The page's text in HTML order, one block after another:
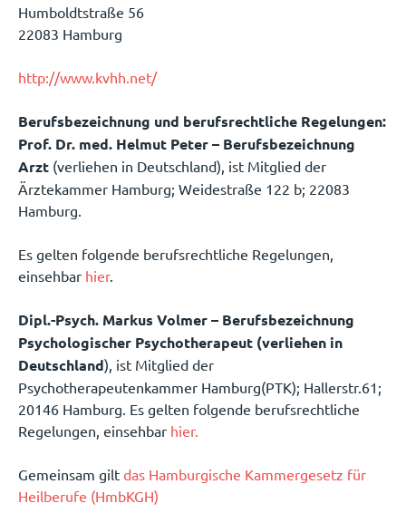
Humboldtstraße 56
22083 Hamburg
http://www.kvhh.net/
Berufsbezeichnung und berufsrechtliche Regelungen:
Prof. Dr. med. Helmut Peter – Berufsbezeichnung
Arzt (verliehen in Deutschland), ist Mitglied der
Ärztekammer Hamburg; Weidestraße 122 b; 22083
Hamburg.
Es gelten folgende berufsrechtliche Regelungen,
einsehbar hier.
Dipl.-Psych. Markus Volmer – Berufsbezeichnung
Psychologischer Psychotherapeut (verliehen in
Deutschland), ist Mitglied der
Psychotherapeutenkammer Hamburg(PTK); Hallerstr.61;
20146 Hamburg. Es gelten folgende berufsrechtliche
Regelungen, einsehbar hier.
Gemeinsam gilt das Hamburgische Kammergesetz für
Heilberufe (HmbKGH)